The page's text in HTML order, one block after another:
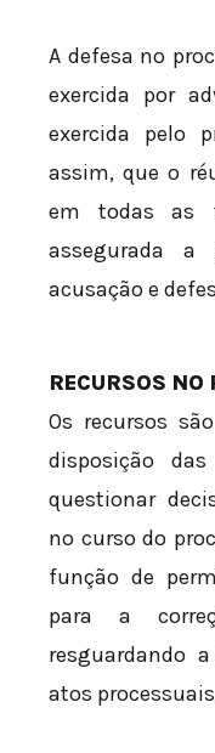
A defesa no
exercida por
exercida pelo
assim, que o
em todas as
assegurada a
acusação e
RECURSOS NO
Os recursos
disposição
questionar
no curso do
função de
para a
resguardando
atos